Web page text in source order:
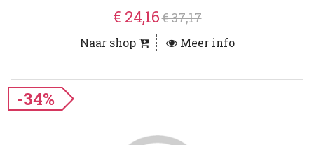
€ 24,16€ 37,17
Naar shop Meer info
-34%